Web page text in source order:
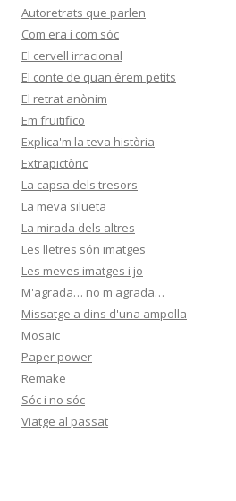
Autoretrats que parlen
Com era i com sóc
El cervell irracional
El conte de quan érem petits
El retrat anònim
Em fruitifico
Explica'm la teva història
Extrapictòric
La capsa dels tresors
La meva silueta
La mirada dels altres
Les lletres són imatges
Les meves imatges i jo
M'agrada… no m'agrada…
Missatge a dins d'una ampolla
Mosaic
Paper power
Remake
Sóc i no sóc
Viatge al passat